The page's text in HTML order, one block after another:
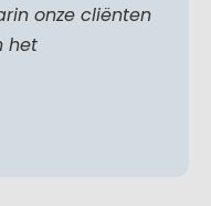
onze cliënten
het